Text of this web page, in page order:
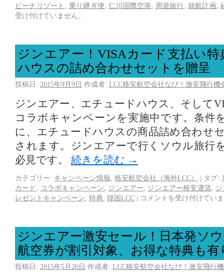
ビーチリゾート
乗り継ぎ便 ,仁川国際空港 周遊旅行 就航計画,
受け付けていません。
ジンエアー！VISAカード支払い
ハウスの詰め合わせセットを贈呈
投稿日: 2015年9月9日 作成者: LCC格安航空会社なび！激安飛行機
ジンエアー、エチュードハウス、そして
コラボキャンペーンを実施中です。条件
に、エチュードハウスの商品詰め合わせ
されます。ジンエアーで行くソウル旅行
必見です。 続きを読む →
カテゴリー: キャンペーン情報 格安航空会社（海外LCC） | タグ:
カード
コラボキャンペーン ジンエアー ジンエアー格安運賃
レゼントキャンペーン 特典 韓国LCC | コメントを受け付けてい
ジンエアー激安セール！日本発ソ
航空券が割引対象、お得な特典も有
投稿日: 2015年5月20日 作成者: LCC格安航空会社なび！激安飛行